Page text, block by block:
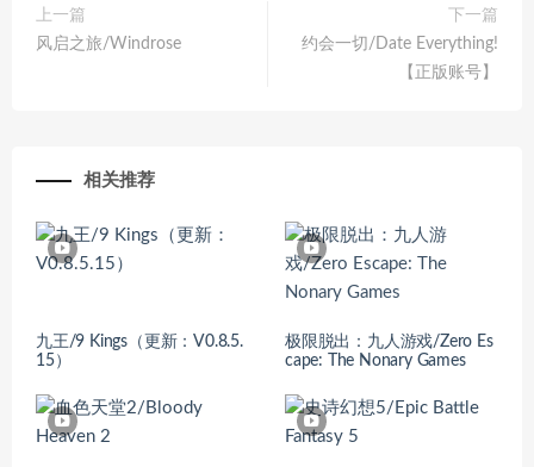
上一篇
风启之旅/Windrose
下一篇
约会一切/Date Everything!
【正版账号】
相关推荐
九王/9 Kings（更新：V0.8.5.
15）
极限脱出：九人游戏/Zero Es
cape: The Nonary Games